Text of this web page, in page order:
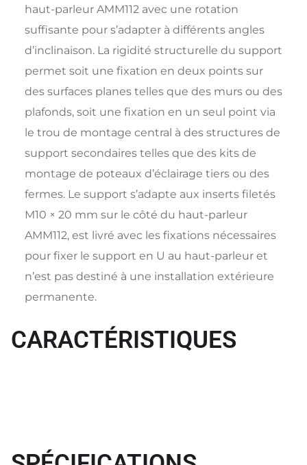
haut-parleur AMM112 avec une rotation
suffisante pour s’adapter à différents angles
d’inclinaison. La rigidité structurelle du support
permet soit une fixation en deux points sur
des surfaces planes telles que des murs ou des
plafonds, soit une fixation en un seul point via
le trou de montage central à des structures de
support secondaires telles que des kits de
montage de poteaux d’éclairage tiers ou des
fermes. Le support s’adapte aux inserts filetés
M10 × 20 mm sur le côté du haut-parleur
AMM112, est livré avec les fixations nécessaires
pour fixer le support en U au haut-parleur et
n’est pas destiné à une installation extérieure
permanente.
CARACTÉRISTIQUES